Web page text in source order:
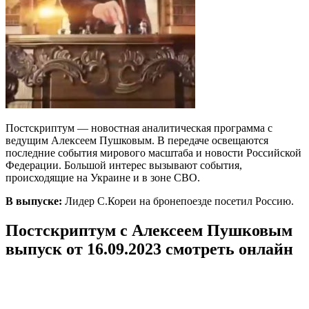
Постскриптум — новостная аналитическая программа с
ведущим Алексеем Пушковым. В передаче освещаются
последние события мирового масштаба и новости Российской
Федерации. Большой интерес вызывают события,
происходящие на Украине и в зоне СВО.
В выпуске: Лидер С.Кореи на бронепоезде посетил Россию.
Постскриптум с Алексеем Пушковым
выпуск от 16.09.2023 смотреть онлайн